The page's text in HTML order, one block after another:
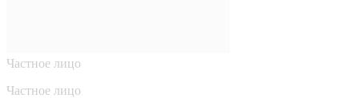
Частное лицо
Частное лицо